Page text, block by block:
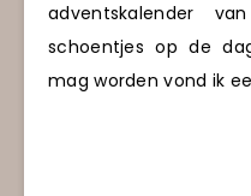
adventskalender
schoentjes op de
mag worden vond ik